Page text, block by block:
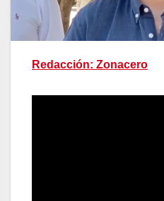
Redacción: Zonacero